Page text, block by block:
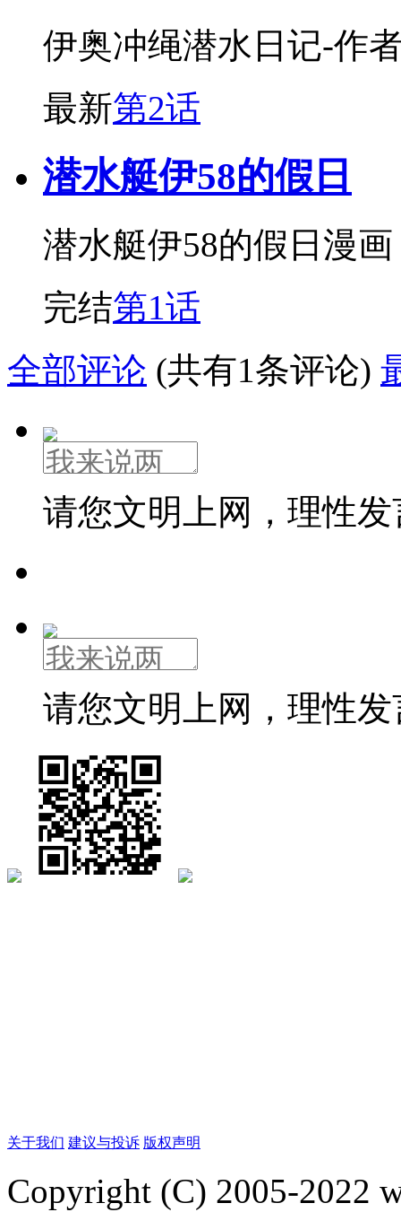
伊奥冲绳潜水日记-作
最新第2话
潜水艇伊58的假日
潜水艇伊58的假日漫
完结第1话
全部评论 (共有1条评论)
请您文明上网，理性
请您文明上网，理性
关于我们 建议与投诉 版权声明
Copyright (C) 2005-2022